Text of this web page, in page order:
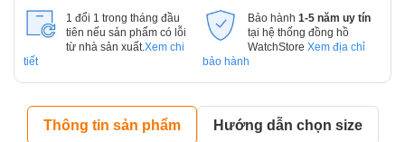
1 đổi 1 trong tháng đầu
tiên nếu sản phẩm có lỗi
từ nhà sản xuất. Xem chi
tiết
Bảo hành 1-5 năm uy tín
tại hệ thống đồng hồ
WatchStore Xem địa chỉ
bảo hành
Thông tin sản phẩm Hướng dẫn chọn size